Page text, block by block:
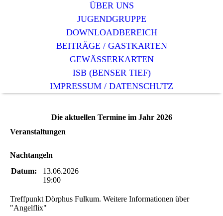
ÜBER UNS
JUGENDGRUPPE
DOWNLOADBEREICH
BEITRÄGE / GASTKARTEN
GEWÄSSERKARTEN
ISB (BENSER TIEF)
IMPRESSUM / DATENSCHUTZ
Die aktuellen Termine im Jahr 2026
Veranstaltungen
Nachtangeln
Datum:
13.06.2026
19:00
Treffpunkt Dörphus Fulkum. Weitere Informationen über
"Angelflix"